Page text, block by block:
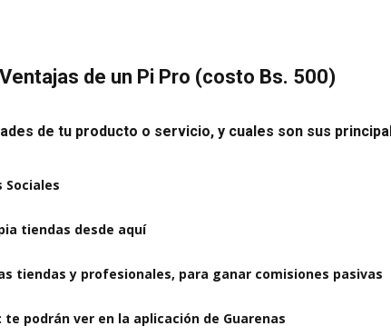
Ventajas de un Pi Pro (costo Bs. 500)
de tu producto o servicio, y cuales son sus
Sociales
tiendas desde aquí
tiendas y profesionales, para ganar comisiones pasivas
podrán ver en la aplicación de Guarenas